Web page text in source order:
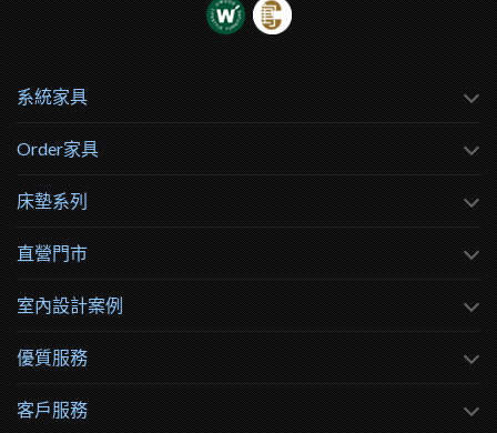
系統家具
Order家具
床墊系列
直營門市
室內設計案例
優質服務
客戶服務